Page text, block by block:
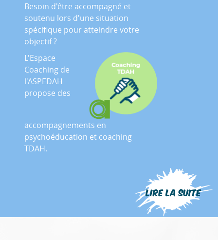
Besoin d'être accompagné et
soutenu lors d'une situation
spécifique pour atteindre votre
objectif ?
L'Espace
Coaching de
l'ASPEDAH
propose des
accompagnements en
psychoéducation et coaching
TDAH.
Lire la suite